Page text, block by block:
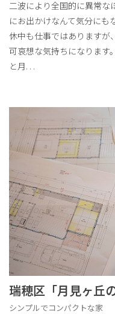
二波により全国的に異常な
にお出かけなんて気分にも
休中も仕事ではありますが
可哀想な気持ちになります
と月. . .
瑞穂区「月見ヶ丘
シンプルでコンパクトな家